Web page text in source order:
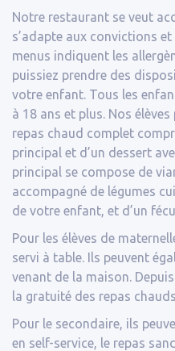
Notre restaurant se veut
s’adapte aux convictions
menus indiquent les
puissiez prendre des
votre enfant. Tous les
à 18 ans et plus. Nos
repas chaud complet
principal et d’un dessert
principal se compose de
accompagné de légumes
de votre enfant, et d’un
Pour les élèves de
servi à table. Ils peuvent
venant de la maison.
la gratuité des repas
Pour le secondaire, ils
en self-service, le repas